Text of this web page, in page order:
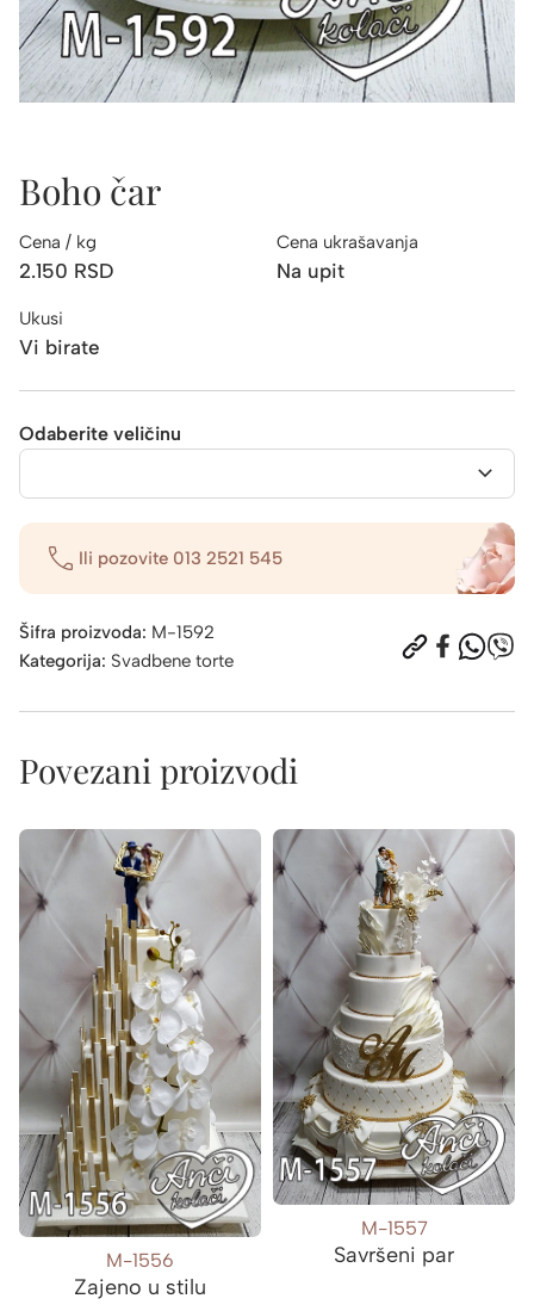
Boho čar
Cena / kg
2.150 RSD
Cena ukrašavanja
Na upit
Ukusi
Vi birate
Odaberite veličinu
Ili pozovite 013 2521 545
Šifra proizvoda: M-1592
Kategorija: Svadbene torte
Povezani proizvodi
M-1556
Zajeno u stilu
M-1557
Savršeni par